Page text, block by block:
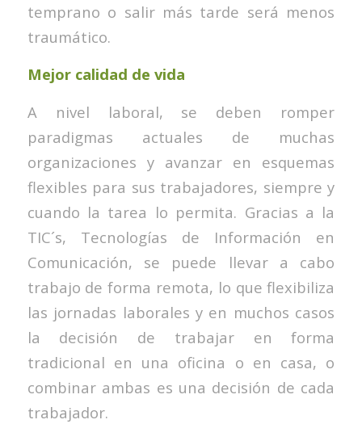
temprano o salir más tarde será menos
traumático.
Mejor calidad de vida
A nivel laboral, se deben romper
paradigmas actuales de muchas
organizaciones y avanzar en esquemas
flexibles para sus trabajadores, siempre y
cuando la tarea lo permita. Gracias a la
TIC´s, Tecnologías de Información en
Comunicación, se puede llevar a cabo
trabajo de forma remota, lo que flexibiliza
las jornadas laborales y en muchos casos
la decisión de trabajar en forma
tradicional en una oficina o en casa, o
combinar ambas es una decisión de cada
trabajador.